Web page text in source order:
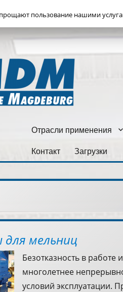
Magdeburg
(Ein Unternehmen der GearTec AG)
Отрасли применения
Контакт
Загрузки
мельниц
Безотказность в
многолетнее
условий эксплуатации.
пользование нашими